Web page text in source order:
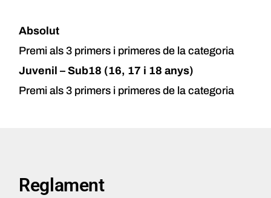
Absolut
Premi als 3 primers i primeres de la categoria
Juvenil – Sub18 (16, 17 i 18 anys)
Premi als 3 primers i primeres de la categoria
Reglament